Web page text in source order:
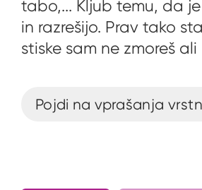
tabo,... Kljub temu, da
in razrešijo. Prav tako
stiske sam ne zmoreš
Pojdi na vprašanja